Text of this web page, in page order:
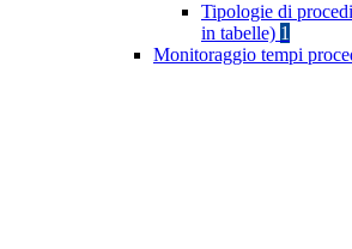
Tipologie di
in tabelle) 1
Monitoraggio tempi